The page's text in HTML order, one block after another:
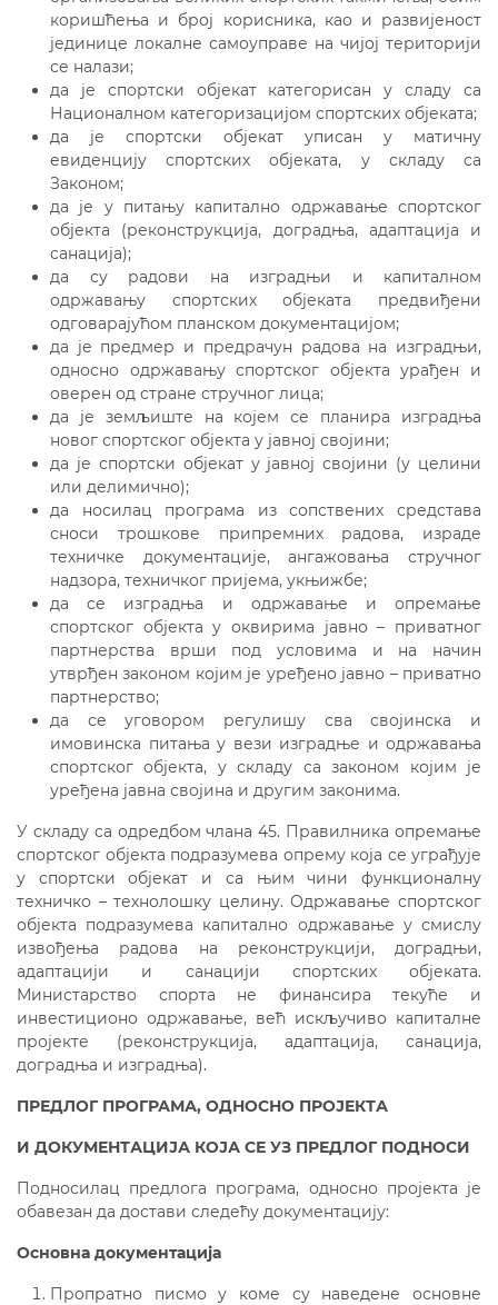
коришћења и број корисника, као и развијеност
јединице локалне самоуправе на чијој територији
се налази;
да је спортски објекат категорисан у сладу са
Националном категоризацијом спортских објеката;
да је спортски објекат уписан у матичну
евиденцију спортских објеката, у складу са
Законом;
да је у питању капитално одржавање спортског
објекта (реконструкција, доградња, адаптација и
санација);
да су радови на изградњи и капиталном
одржавању спортских објеката предвиђени
одговарајућом планском документацијом;
да је предмер и предрачун радова на изградњи,
односно одржавању спортског објекта урађен и
оверен од стране стручног лица;
да је земљиште на којем се планира изградња
новог спортског објекта у јавној својини;
да је спортски објекат у јавној својини (у целини
или делимично);
да носилац програма из сопствених средстава
сноси трошкове припремних радова, израде
техничке документације, ангажовања стручног
надзора, техничког пријема, укњижбе;
да се изградња и одржавање и опремање
спортског објекта у оквирима јавно – приватног
партнерства врши под условима и на начин
утврђен законом којим је уређено јавно – приватно
партнерство;
да се уговором регулишу сва својинска и
имовинска питања у вези изградње и одржавања
спортског објекта, у складу са законом којим је
уређена јавна својина и другим законима.
У складу са одредбом члана 45. Правилника опремање
спортског објекта подразумева опрему која се уграђује
у спортски објекат и са њим чини функционалну
техничко – технолошку целину. Одржавање спортског
објекта подразумева капитално одржавање у смислу
извођења радова на реконструкцији, доградњи,
адаптацији и санацији спортских објеката.
Министарство спорта не финансира текуће и
инвестиционо одржавање, већ искључиво капиталне
пројекте (реконструкција, адаптација, санација,
доградња и изградња).
ПРЕДЛОГ ПРОГРАМА, ОДНОСНО ПРОЈЕКТА
И ДОКУМЕНТАЦИЈА КОЈА СЕ УЗ ПРЕДЛОГ ПОДНОСИ
Подносилац предлога програма, односно пројекта је
обавезан да достави следећу документацију:
Основна документација
Пропратно писмо у коме су наведене основне